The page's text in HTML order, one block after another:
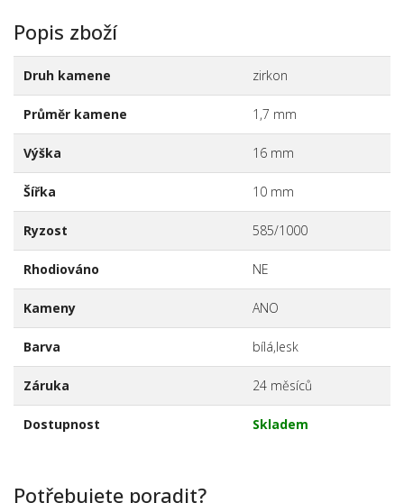
Popis zboží
Druh kamene zirkon
Průměr kamene 1,7 mm
Výška 16 mm
Šířka 10 mm
Ryzost 585/1000
Rhodiováno NE
Kameny ANO
Barva bílá,lesk
Záruka 24 měsíců
Dostupnost Skladem
Potřebujete poradit?